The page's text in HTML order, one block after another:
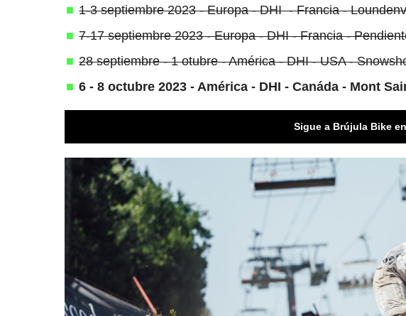
1-3 septiembre 2023 - Europa - DHI - Francia -
7-17 septiembre 2023 - Europa - DHI - Francia -
28 septiembre - 1 otubre - América - DHI - USA -
6 - 8 octubre 2023 - América - DHI - Canáda - Mont
Sigue a Brújula Bike